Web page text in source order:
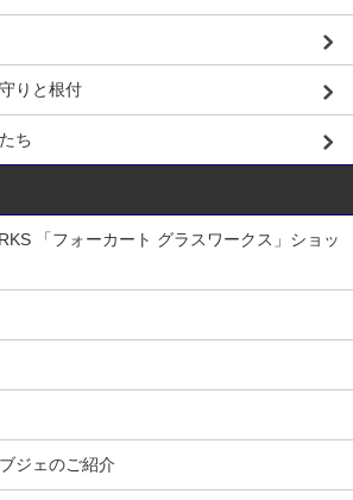
りと根付
ち
「フォーカート グラスワークス」ショッ
ジェのご紹介